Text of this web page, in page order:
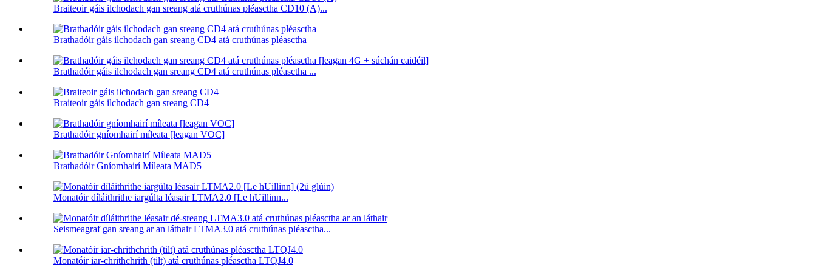
Braiteoir gáis ilchodach gan sreang atá cruthúnas pléasctha CD10 (A)...
Brathadóir gáis ilchodach gan sreang CD4 atá cruthúnas pléasctha
Brathadóir gáis ilchodach gan sreang CD4 atá cruthúnas pléasctha ...
Braiteoir gáis ilchodach gan sreang CD4
Brathadóir gníomhairí míleata [leagan VOC]
Brathadóir Gníomhairí Míleata MAD5
Monatóir díláithrithe iargúlta léasair LTMA2.0 [Le hUillinn...
Seismeagraf gan sreang ar an láthair LTMA3.0 atá cruthúnas pléasctha...
Monatóir iar-chrithchrith (tilt) atá cruthúnas pléasctha LTQJ4.0